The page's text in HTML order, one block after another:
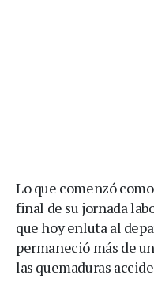
Lo que comenzó
final de su jornada
que hoy enluta al
permaneció más de
las quemaduras